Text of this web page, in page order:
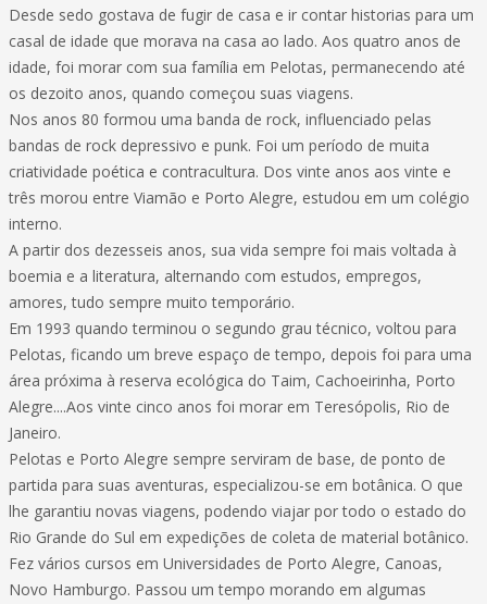
Desde sedo gostava de fugir de casa e ir contar historias para um
casal de idade que morava na casa ao lado. Aos quatro anos de
idade, foi morar com sua família em Pelotas, permanecendo até
os dezoito anos, quando começou suas viagens.
Nos anos 80 formou uma banda de rock, influenciado pelas
bandas de rock depressivo e punk. Foi um período de muita
criatividade poética e contracultura. Dos vinte anos aos vinte e
três morou entre Viamão e Porto Alegre, estudou em um colégio
interno.
A partir dos dezesseis anos, sua vida sempre foi mais voltada à
boemia e a literatura, alternando com estudos, empregos,
amores, tudo sempre muito temporário.
Em 1993 quando terminou o segundo grau técnico, voltou para
Pelotas, ficando um breve espaço de tempo, depois foi para uma
área próxima à reserva ecológica do Taim, Cachoeirinha, Porto
Alegre....Aos vinte cinco anos foi morar em Teresópolis, Rio de
Janeiro.
Pelotas e Porto Alegre sempre serviram de base, de ponto de
partida para suas aventuras, especializou-se em botânica. O que
lhe garantiu novas viagens, podendo viajar por todo o estado do
Rio Grande do Sul em expedições de coleta de material botânico.
Fez vários cursos em Universidades de Porto Alegre, Canoas,
Novo Hamburgo. Passou um tempo morando em algumas